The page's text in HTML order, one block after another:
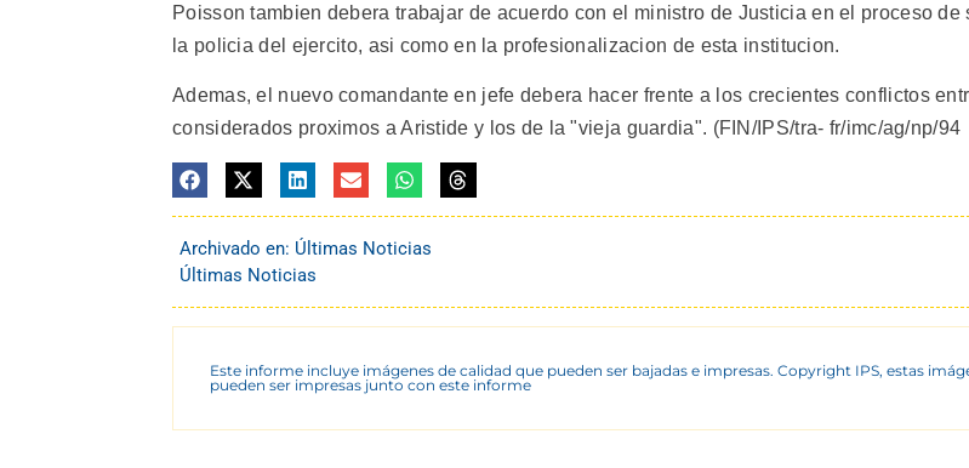
Poisson tambien debera trabajar de acuerdo con el ministro de Justicia en el proceso de
la policia del ejercito, asi como en la profesionalizacion de esta institucion.
Ademas, el nuevo comandante en jefe debera hacer frente a los crecientes conflictos
considerados proximos a Aristide y los de la "vieja guardia". (FIN/IPS/tra- fr/imc/ag/np/94
Archivado en: Últimas Noticias
Últimas Noticias
Este informe incluye imágenes de calidad que pueden ser bajadas e impresas. Copyright IPS, estas
pueden ser impresas junto con este informe